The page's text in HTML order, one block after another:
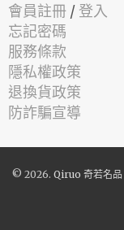
會員註冊 / 登入
忘記密碼
服務條款
隱私權政策
退換貨政策
防詐騙宣導
© 2026. Qiruo 奇若名品